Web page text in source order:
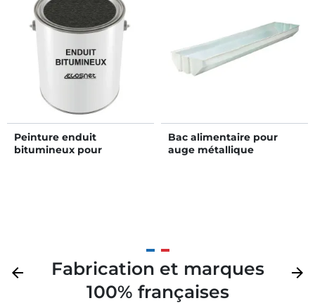
Peinture enduit
bitumineux pour
Bac alimentaire pour
auge métallique
Précédent
arrow_back
Fabrication et marques
100% françaises
arrow_forward